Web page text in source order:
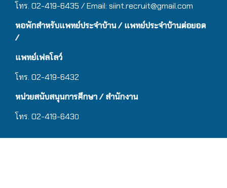
โทร. 02-419-6435 / Email: siint.recruit@gmail.com
หอพักสำหรับแพทย์ประจำบ้าน/ แพทย์ประจำบ้านต่อยอด
/
แพทย์เฟลโลว์
โทร. 02-419-6432
หน่วยสนับสนุนการศึกษา / สำนักงาน
โทร. 02-419-6430